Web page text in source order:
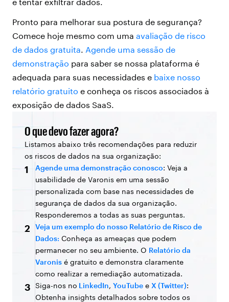
Pronto para melhorar sua postura de segurança?
Comece hoje mesmo com uma avaliação de risco
de dados gratuita Agende uma sessão de
demonstração para saber se nossa plataforma é
adequada para suas necessidades e baixe nosso
relatório gratuito e conheça os riscos associados à
exposição de dados SaaS.
O que devo fazer agora?
Listamos abaixo três recomendações para reduzir
os riscos de dados na sua organização:
1 Agende uma demonstração conosco: Veja a
usabilidade de Varonis em uma sessão
personalizada com base nas necessidades de
segurança de dados da sua organização.
Responderemos a todas as suas perguntas.
2
Veja um exemplo do nosso Relatório de Risco de
Dados: Conheça as ameaças que podem
permanecer no seu ambiente. O Relatório da
Varonis é gratuito e demonstra claramente
como realizar a remediação automatizada.
3 Siga-nos no LinkedIn, YouTube e X (Twitter):
Obtenha insights detalhados sobre todos os